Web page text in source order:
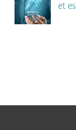
et